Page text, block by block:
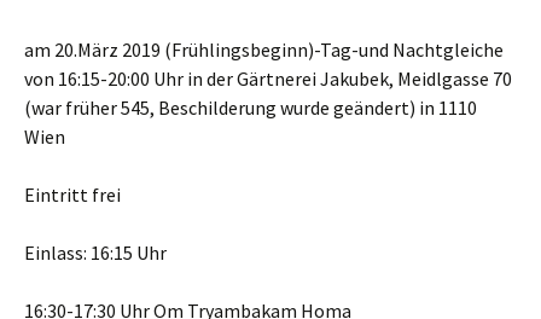
am 20.März 2019 (Frühlingsbeginn)-Tag-und Nachtgleiche
von 16:15-20:00 Uhr in der Gärtnerei Jakubek, Meidlgasse 70
(war früher 545, Beschilderung wurde geändert) in 1110
Wien
Eintritt frei
Einlass: 16:15 Uhr
16:30-17:30 Uhr Om Tryambakam Homa